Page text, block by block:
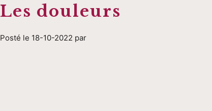
Les douleurs
Posté le 18-10-2022 par